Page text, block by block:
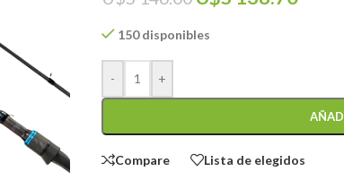
150 disponibles
- +
Compare Lista de elegidos